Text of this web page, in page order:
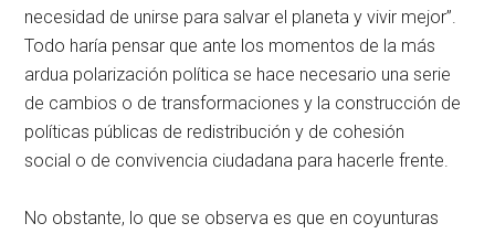
necesidad de unirse para salvar el planeta y vivir mejor”.
Todo haría pensar que ante los momentos de la más
ardua polarización política se hace necesario una serie
de cambios o de transformaciones y la construcción de
políticas públicas de redistribución y de cohesión
social o de convivencia ciudadana para hacerle frente.
No obstante, lo que se observa es que en coyunturas